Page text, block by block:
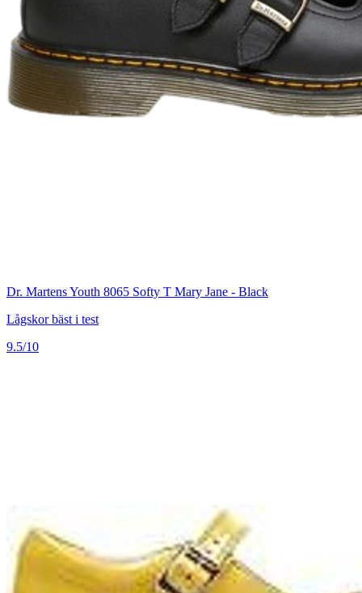
Dr. Martens Youth 8065 Softy T Mary Jane - Black
Lågskor bäst i test
9.5/10